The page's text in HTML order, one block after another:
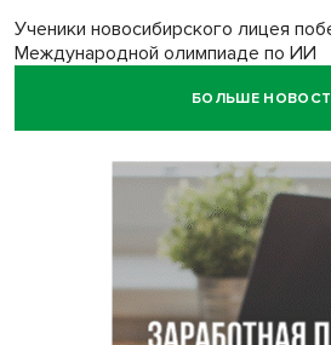
Ученики новосибирского лицея
Международной олимпиаде по ИИ
БОЛЬШЕ